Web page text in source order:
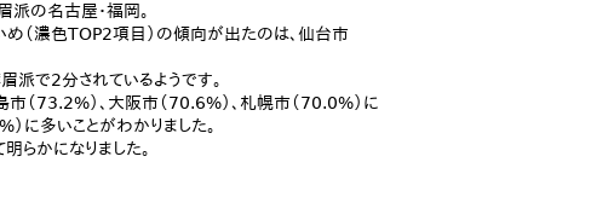
派の名古屋・福岡。
め（濃色TOP2項目）の傾向が出たのは、仙台市
派で2分されているようです。
市（73.2%）、大阪市（70.6%）、札幌市（70.0%）に
に多いことがわかりました。
らかになりました。